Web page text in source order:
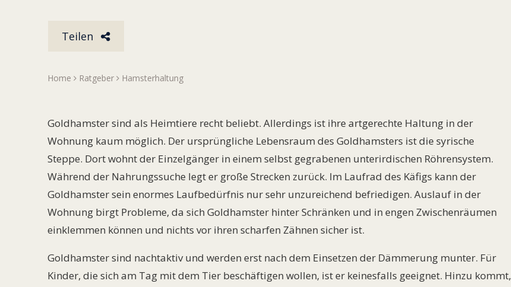
Teilen
Home Ratgeber Hamsterhaltung
Goldhamster sind als Heimtiere recht beliebt. Allerdings ist ihre artgerechte Haltung in der
Wohnung kaum möglich. Der ursprüngliche Lebensraum des Goldhamsters ist die syrische
Steppe. Dort wohnt der Einzelgänger in einem selbst gegrabenen unterirdischen Röhrensystem.
Während der Nahrungssuche legt er große Strecken zurück. Im Laufrad des Käfigs kann der
Goldhamster sein enormes Laufbedürfnis nur sehr unzureichend befriedigen. Auslauf in der
Wohnung birgt Probleme, da sich Goldhamster hinter Schränken und in engen Zwischenräumen
einklemmen können und nichts vor ihren scharfen Zähnen sicher ist.
Goldhamster sind nachtaktiv und werden erst nach dem Einsetzen der Dämmerung munter. Für
Kinder, die sich am Tag mit dem Tier beschäftigen wollen, ist er keinesfalls geeignet. Hinzu kommt,